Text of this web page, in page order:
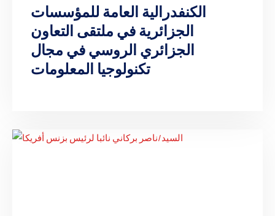
الكنفدرالية العامة للمؤسسات
الجزائرية في ملتقى التعاون
الجزائري الروسي في مجال
تكنولوجيا المعلومات